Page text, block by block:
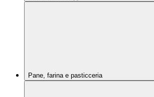
Pane, farina e pasticceria